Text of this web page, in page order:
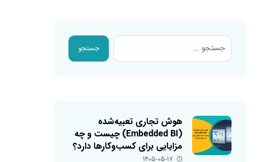
جستجو
هوش تجاری تعبیه‌شده
(Embedded BI) چیست و چه
مزایایی برای کسب‌وکارها دارد؟
۱۴۰۵-۰۵-۱۷